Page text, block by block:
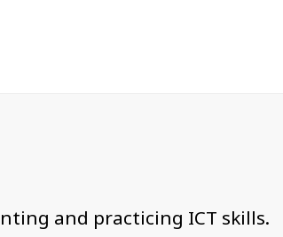
and practicing ICT skills.